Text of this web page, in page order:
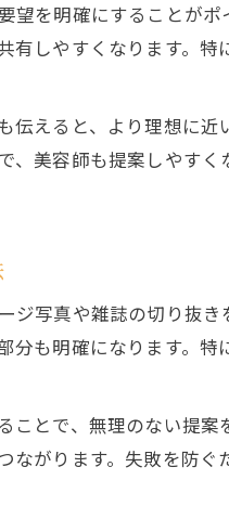
ヘアサロンで写真を使い理
容室オーダー写真活用で
んだ時の写真オーダーの
ヘアサロンで写真を効果
ンズヘアスタイルを叶え
ヘアサロンでメンズカッ
容室でメンズが満足す
でも安心なヘアサロンオ
ヘアサロン初心者が安心で
を明確にすることが
有しやすくなります。
えると、より理想に
美容師も提案しやす
写真や雑誌の切り抜
も明確になります。
ことで、無理のない提
がります。失敗を防ぐ